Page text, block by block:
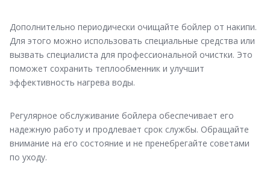
Дополнительно периодически очищайте бойлер от накипи.
Для этого можно использовать специальные средства или
вызвать специалиста для профессиональной очистки. Это
поможет сохранить теплообменник и улучшит
эффективность нагрева воды.
Регулярное обслуживание бойлера обеспечивает его
надежную работу и продлевает срок службы. Обращайте
внимание на его состояние и не пренебрегайте советами
по уходу.